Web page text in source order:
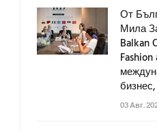
От
Мила
Balkan
03 Авг.